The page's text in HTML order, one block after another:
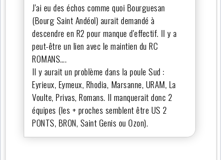
J'ai eu des échos comme quoi Bourguesan
(Bourg Saint Andéol) aurait demandé à
descendre en R2 pour manque d'effectif. Il y a
peut-être un lien avec le maintien du RC
ROMANS….
Il y aurait un problème dans la poule Sud :
Eyrieux, Eymeux, Rhodia, Marsanne, URAM, La
Voulte, Privas, Romans. Il manquerait donc 2
équipes (les + proches semblent être US 2
PONTS, BRON, Saint Genis ou Ozon).